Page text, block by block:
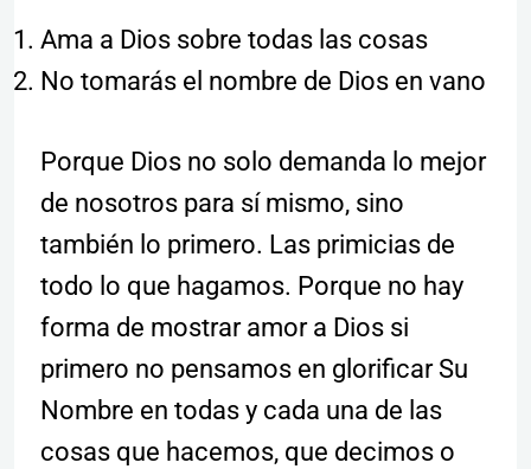
Ama a Dios sobre todas las cosas
No tomarás el nombre de Dios en vano
Porque Dios no solo demanda lo mejor
de nosotros para sí mismo, sino
también lo primero. Las primicias de
todo lo que hagamos. Porque no hay
forma de mostrar amor a Dios si
primero no pensamos en glorificar Su
Nombre en todas y cada una de las
cosas que hacemos, que decimos o